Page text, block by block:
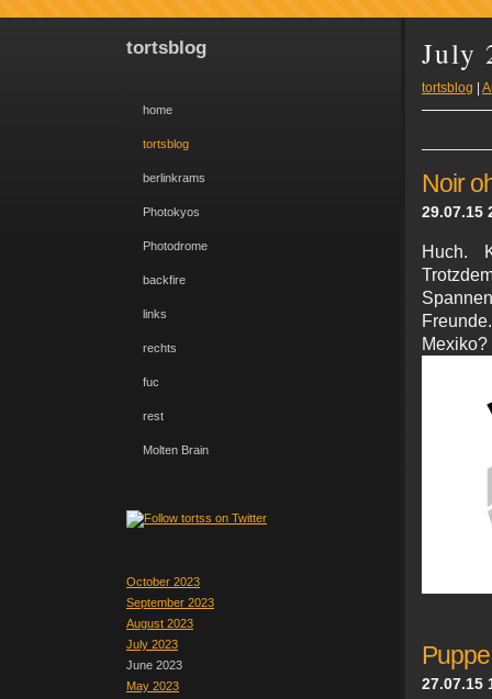
tortsblog
home
tortsblog
berlinkrams
Photokyos
Photodrome
backfire
links
rechts
fuc
rest
Molten Brain
October 2023
September 2023
August 2023
July 2023
June 2023
May 2023
July
tortsblog
Noir
29.07.15
Huch.
27.07.15